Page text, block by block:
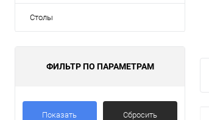
Столы
ФИЛЬТР ПО ПАРАМЕТРАМ
Показать Сбросить